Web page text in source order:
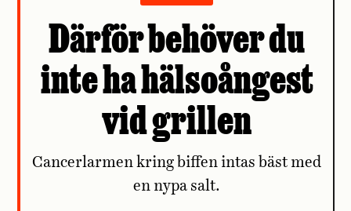
Därför behöver du
inte ha hälsoångest
vid grillen
Cancerlarmen kring biffen intas bäst med
en nypa salt.